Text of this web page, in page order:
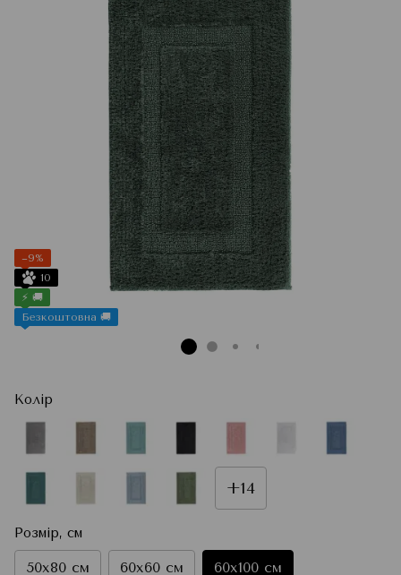
−9%
10
⚡ 🚚
Безкоштовна 🚚
Колір
+14
Розмір, см
50x80 см 60x60 см 60x100 см